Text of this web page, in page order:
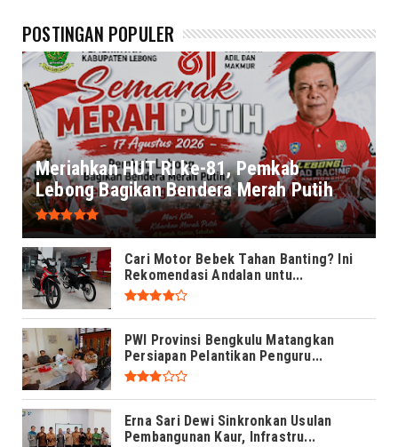
POSTINGAN POPULER
Meriahkan HUT RI ke-81, Pemkab
Lebong Bagikan Bendera Merah Putih
Cari Motor Bebek Tahan Banting? Ini
Rekomendasi Andalan untu...
PWI Provinsi Bengkulu Matangkan
Persiapan Pelantikan Penguru...
Erna Sari Dewi Sinkronkan Usulan
Pembangunan Kaur, Infrastru...